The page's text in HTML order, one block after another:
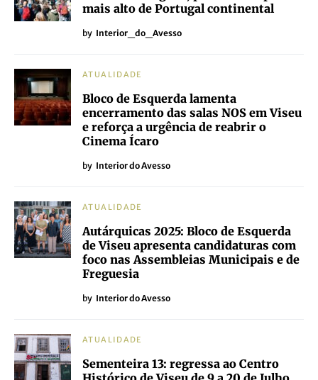
mais alto de Portugal continental
by Interior_do_Avesso
ATUALIDADE
Bloco de Esquerda lamenta
encerramento das salas NOS em Viseu
e reforça a urgência de reabrir o
Cinema Ícaro
by Interior do Avesso
ATUALIDADE
Autárquicas 2025: Bloco de Esquerda
de Viseu apresenta candidaturas com
foco nas Assembleias Municipais e de
Freguesia
by Interior do Avesso
ATUALIDADE
Sementeira 13: regressa ao Centro